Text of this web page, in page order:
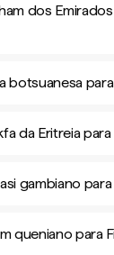
dos
botsuanesa
da Eritreia
gambiano
queniano para